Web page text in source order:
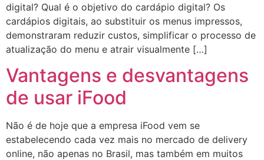
digital? Qual é o objetivo do cardápio digital? Os
cardápios digitais, ao substituir os menus impressos,
demonstraram reduzir custos, simplificar o processo de
atualização do menu e atrair visualmente […]
Vantagens e desvantagens
de usar iFood
Não é de hoje que a empresa iFood vem se
estabelecendo cada vez mais no mercado de delivery
online, não apenas no Brasil, mas também em muitos